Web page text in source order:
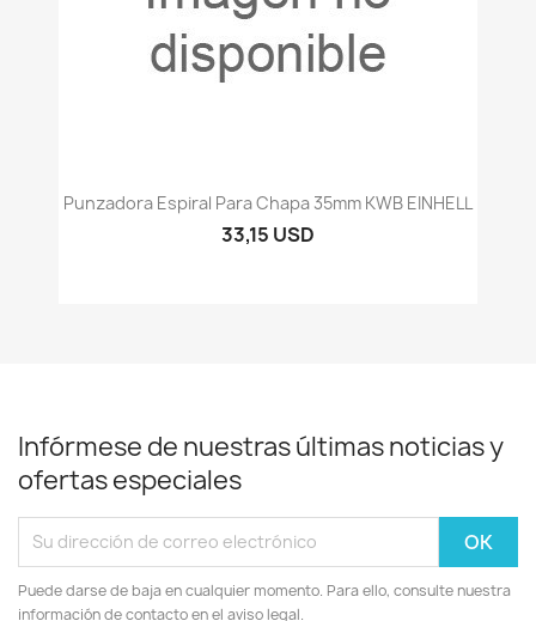
Punzadora Espiral Para Chapa 35mm KWB EINHELL
33,15 USD
Infórmese de nuestras últimas noticias y
ofertas especiales
Puede darse de baja en cualquier momento. Para ello, consulte nuestra
información de contacto en el aviso legal.